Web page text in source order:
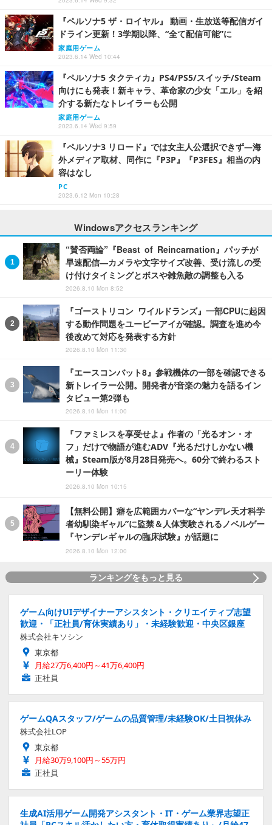
『ペルソナ5 ザ・ロイヤル』 動画・生放送等配信ガイ
ドライン更新！3学期以降、“全て配信可能”に
家庭用ゲーム
2023.6.14 Wed 10:44
『ペルソナ5 タクティカ』PS4/PS5/スイッチ/Steam
向けにも発表！新キャラ、革命家の少女「エル」を紹
介する新たなトレイラーも公開
家庭用ゲーム
2023.6.14 Wed 9:59
『ペルソナ3 リロード』では女主人公選択できず―海
外メディア取材、同作に『P3P』『P3FES』相当の内
容はなし
PC
2023.6.12 Mon 10:28
Windowsアクセスランキング
“賛否両論”『Beast of Reincarnation』パッチが
早速配信―カメラや文字サイズ改善、受け流しの受
け付けタイミングとボスや雑魚敵の調整も入る
2026.8.10 Mon 8:52
『ゴーストリコン ワイルドランズ』一部CPUに起因
する動作問題をユービーアイが確認。調査を進め今
後改めて対応を発表する方針
2026.8.10 Mon 11:30
『エースコンバット8』参戦機体の一部を確認できる
新トレイラー公開。開発者が音楽の魅力を語るイン
タビュー第2弾も
2026.8.10 Mon 11:00
『ファミレスを享受せよ』作者の「光るオン・オ
フ」だけで物語が進むADV『光るだけしかない機
械』Steam版が8月28日発売へ。60分で終わるスト
ーリー体験
2026.8.10 Mon 10:15
【無料公開】癖を広範囲カバーな“ヤンデレ天才科学
者幼馴染ギャル”に監禁＆人体実験されるノベルゲー
『ヤンデレギャルの臨床試験』が話題に
2026.8.10 Mon 12:00
ランキングをもっと見る
ゲーム向けUIデザイナーアシスタント・クリエイティブ志望
歓迎・「正社員/育休実績あり」・未経験歓迎・中央区銀座
株式会社キソシン
東京都
月給27万6,400円～41万6,400円
正社員
ゲームQAスタッフ/ゲームの品質管理/未経験OK/土日祝休み
株式会社LOP
東京都
月給30万9,100円～55万円
正社員
生成AI活用ゲーム開発アシスタント・IT・ゲーム業界志望正